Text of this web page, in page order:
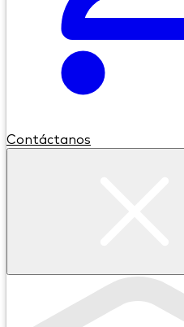
Contáctanos